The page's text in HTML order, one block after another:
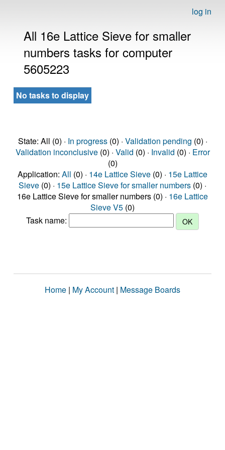
log in
All 16e Lattice Sieve for smaller
numbers tasks for computer
5605223
No tasks to display
State: All (0) · In progress(0) · Validation pending (0) ·
Validation inconclusive(0) · Valid (0) · Invalid (0) · Error
(0)
Application: All (0) · 14e Lattice Sieve (0) · 15e Lattice
Sieve (0) · 15e Lattice Sieve for smaller numbers (0) ·
16e Lattice Sieve for smaller numbers (0) · 16e Lattice
Sieve V5 (0)
Task name:
Home | My Account | Message Boards